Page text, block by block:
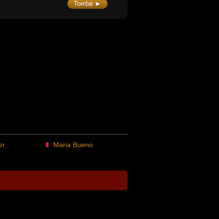
» (1979, comédie) ou « La Rançon
Tombe ►
Maria Bueno